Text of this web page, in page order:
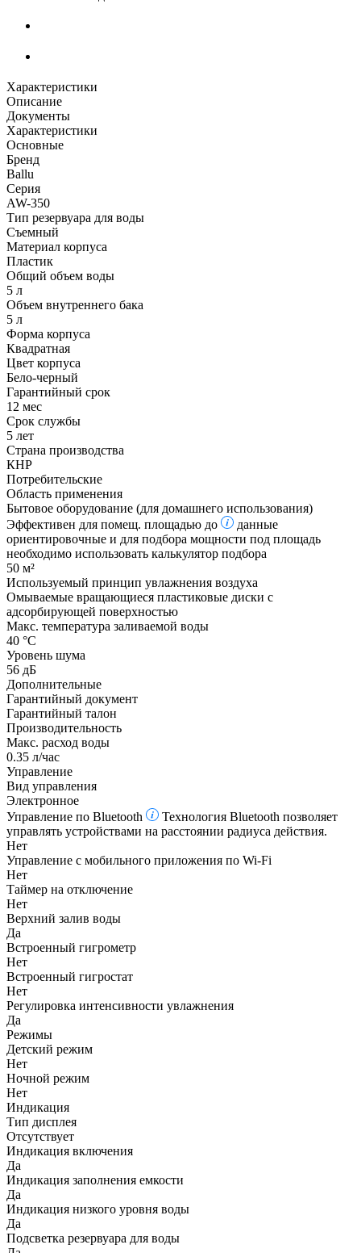
Характеристики
Описание
Документы
Характеристики
Основные
Бренд
Ballu
Серия
AW-350
Тип резервуара для воды
Съемный
Материал корпуса
Пластик
Общий объем воды
5 л
Объем внутреннего бака
5 л
Форма корпуса
Квадратная
Цвет корпуса
Бело-черный
Гарантийный срок
12 мес
Срок службы
5 лет
Страна производства
КНР
Потребительские
Область применения
Бытовое оборудование (для домашнего использования)
Эффективен для помещ. площадью до
данные
ориентировочные и для подбора мощности под площадь
необходимо использовать калькулятор подбора
50 м²
Используемый принцип увлажнения воздуха
Омываемые вращающиеся пластиковые диски с
адсорбирующей поверхностью
Макс. температура заливаемой воды
40 °С
Уровень шума
56 дБ
Дополнительные
Гарантийный документ
Гарантийный талон
Производительность
Макс. расход воды
0.35 л/час
Управление
Вид управления
Электронное
Управление по Bluetooth
Технология Bluetooth позволяет
управлять устройствами на расстоянии радиуса действия.
Нет
Управление c мобильного приложения по Wi-Fi
Нет
Таймер на отключение
Нет
Верхний залив воды
Да
Встроенный гигрометр
Нет
Встроенный гигростат
Нет
Регулировка интенсивности увлажнения
Да
Режимы
Детский режим
Нет
Ночной режим
Нет
Индикация
Тип дисплея
Отсутствует
Индикация включения
Да
Индикация заполнения емкости
Да
Индикация низкого уровня воды
Да
Подсветка резервуара для воды